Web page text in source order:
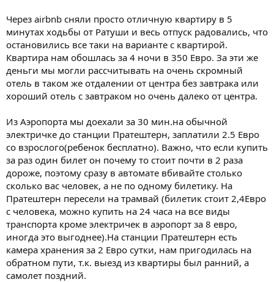
Через airbnb сняли просто отличную квартиру в 5
минутах ходьбы от Ратуши и весь отпуск радовались, что
остановились все таки на варианте с квартирой.
Квартира нам обошлась за 4 ночи в 350 Евро. За эти же
деньги мы могли рассчитывать на очень скромный
отель в таком же отдалении от центра без завтрака или
хороший отель с завтраком но очень далеко от центра.
Из Аэропорта мы доехали за 30 мин.на обычной
электричке до станции Пратештерн, заплатили 2.5 Евро
со взрослого(ребенок бесплатно). Важно, что если купить
за раз один билет он почему то стоит почти в 2 раза
дороже, поэтому сразу в автомате вбивайте столько
сколько вас человек, а не по одному билетику. На
Пратештерн пересели на трамвай (билетик стоит 2,4Евро
с человека, можно купить на 24 часа на все виды
транспорта кроме электричек в аэропорт за 8 евро,
иногда это выгоднее).На станции Пратештерн есть
камера хранения за 2 Евро сутки, нам пригодилась на
обратном пути, т.к. выезд из квартиры был ранний, а
самолет поздний.